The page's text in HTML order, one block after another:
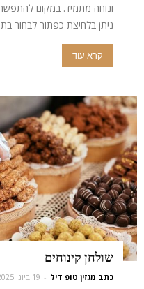
ונוחה מתמיד. במקום
ניתן בלחיצת כפתור לבחור
קרא עוד
שולחן קינוחים
כתב מגזין טופ דיל - 19 ביוני 2025